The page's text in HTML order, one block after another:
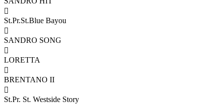

St.Pr.St.Blue Bayou

SANDRO SONG

LORETTA

BRENTANO II

St.Pr. St. Westside Story